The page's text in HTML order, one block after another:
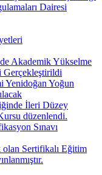
Dairesi
Akademik Yükselme
Gerçekleştirildi
Yenidoğan Yoğun
İleri Düzey
düzenlendi.
Sınavı
olan Sertifikalı Eğitim